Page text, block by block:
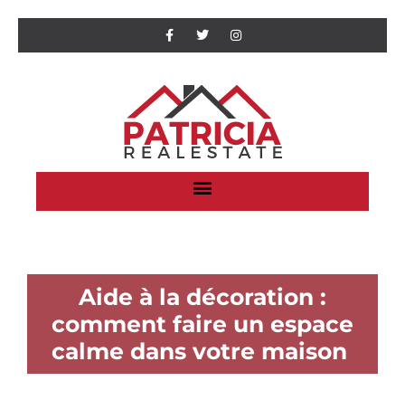
Aide à la décoration :
comment faire un espace
calme dans votre maison